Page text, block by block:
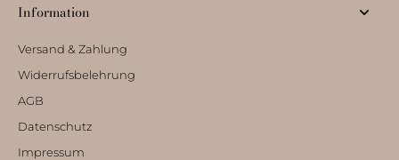
Information
Versand & Zahlung
Widerrufsbelehrung
AGB
Datenschutz
Impressum